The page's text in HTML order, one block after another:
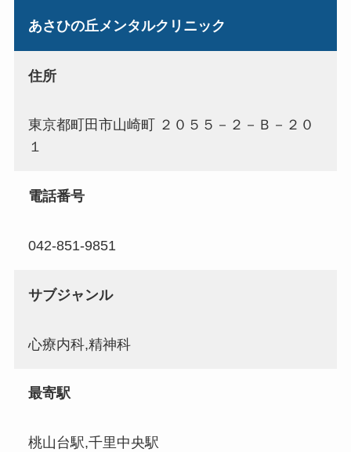
あさひの丘メンタルクリニック
住所
東京都町田市山崎町 ２０５５－２－Ｂ－２０
１
電話番号
042-851-9851
サブジャンル
心療内科,精神科
最寄駅
桃山台駅,千里中央駅